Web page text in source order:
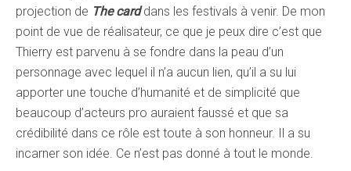
projection de The carddans les festivals à venir. De mon
point de vue de réalisateur, ce que je peux dire c’est que
Thierry est parvenu à se fondre dans la peau d’un
personnage avec lequel il n’a aucun lien, qu’il a su lui
apporter une touche d’humanité et de simplicité que
beaucoup d’acteurs pro auraient faussé et que sa
crédibilité dans ce rôle est toute à son honneur. Il a su
incarner son idée. Ce n’est pas donné à tout le monde.